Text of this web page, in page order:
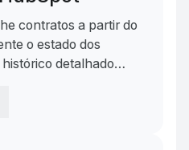
contratos a partir do
o estado dos
detalhado